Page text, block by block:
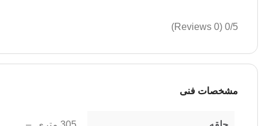
0/5
(0 Reviews)
مشخصات فنی